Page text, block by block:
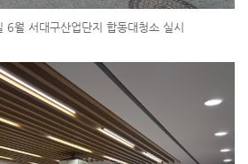
월 서대구산업단지 합동대청소 실시